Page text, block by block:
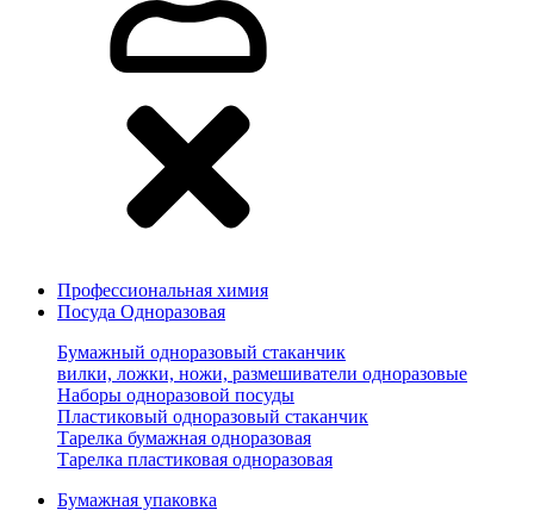
Профессиональная химия
Посуда Одноразовая
Бумажный одноразовый стаканчик
вилки, ложки, ножи, размешиватели одноразовые
Наборы одноразовой посуды
Пластиковый одноразовый стаканчик
Тарелка бумажная одноразовая
Тарелка пластиковая одноразовая
Бумажная упаковка